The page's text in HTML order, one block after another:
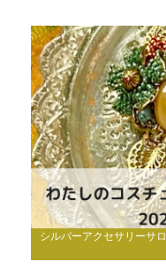
シルバーアクセサリーサ